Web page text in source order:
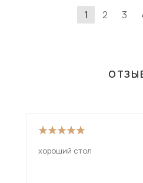
1 2 3
хороший стол